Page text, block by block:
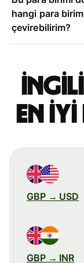
hangi para
çevirebilirim?
en
GBP → USD
GBP → INR